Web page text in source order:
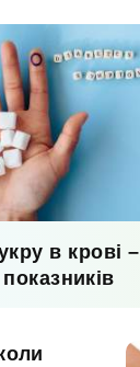
в крові –